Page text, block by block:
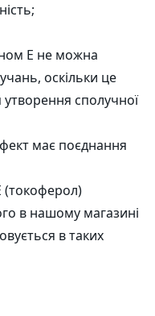
Е не можна
оскільки це
сполучної
має поєднання
(токоферол)
в нашому магазині
в таких